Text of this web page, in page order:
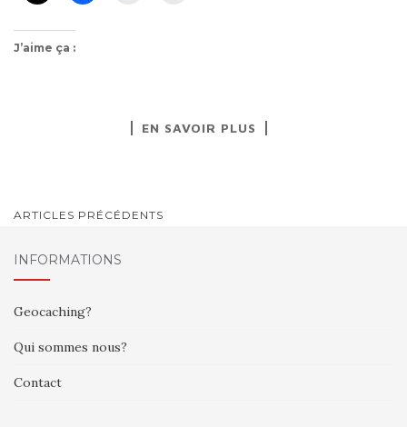
J’aime ça :
EN SAVOIR PLUS
NAVIGATION
SEIN
DES
ARTICLES
ARTICLES PRÉCÉDENTS
INFORMATIONS
Geocaching?
Qui sommes nous?
Contact